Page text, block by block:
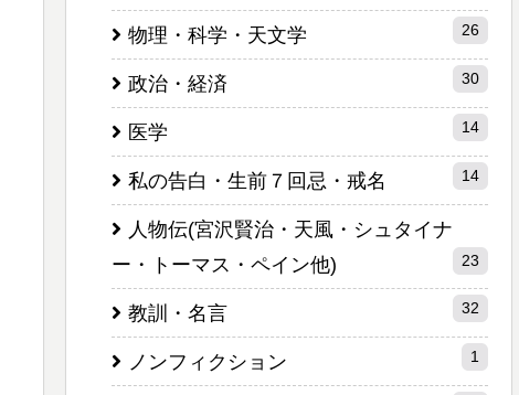
物理・科学・天文学 26
政治・経済 30
医学 14
私の告白・生前７回忌・戒名 14
人物伝(宮沢賢治・天風・シュタイナ
ー・トーマス・ペイン他)
23
教訓・名言 32
ノンフィクション 1